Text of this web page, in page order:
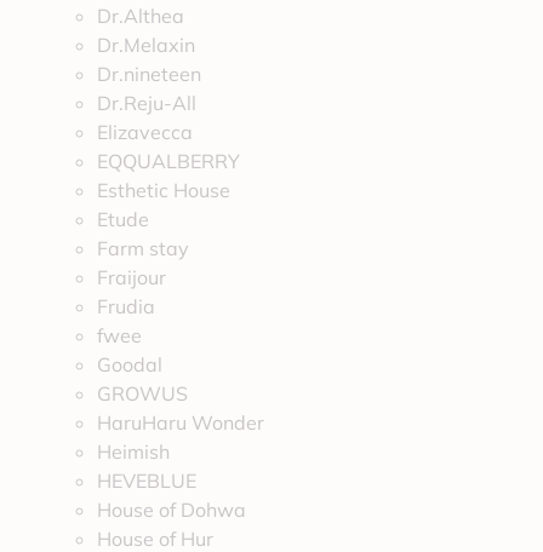
Dr.Althea
Dr.Melaxin
Dr.nineteen
Dr.Reju-All
Elizavecca
EQQUALBERRY
Esthetic House
Etude
Farm stay
Fraijour
Frudia
fwee
Goodal
GROWUS
HaruHaru Wonder
Heimish
HEVEBLUE
House of Dohwa
House of Hur